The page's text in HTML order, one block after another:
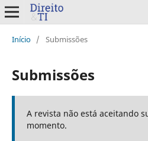
Início / Submissões
Submissões
A revista não está aceitando
momento.